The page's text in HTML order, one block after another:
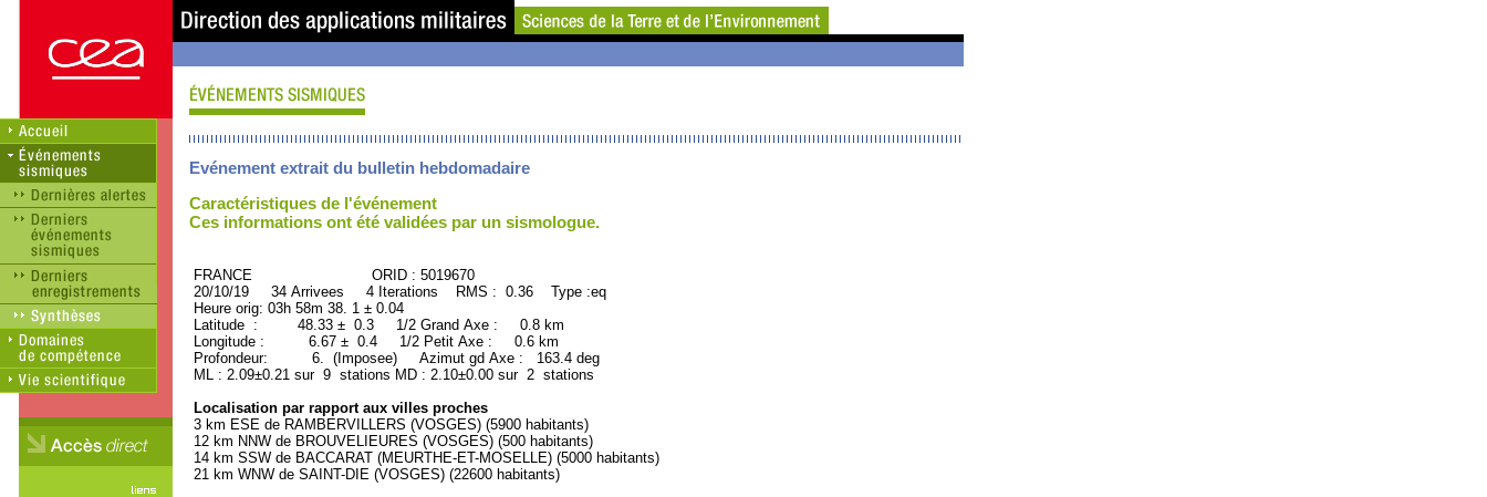
Evénement extrait du bulletin hebdomadaire
Caractéristiques de l'événement
Ces informations ont été validées par un sismologue.
FRANCE ORID : 5019670
20/10/19 34 Arrivees 4 Iterations RMS : 0.36 Type :eq
Heure orig: 03h 58m 38. 1 ± 0.04
Latitude : 48.33 ± 0.3 1/2 Grand Axe : 0.8 km
Longitude : 6.67 ± 0.4 1/2 Petit Axe : 0.6 km
Profondeur: 6. (Imposee) Azimut gd Axe : 163.4 deg
ML : 2.09±0.21 sur 9 stations MD : 2.10±0.00 sur 2 stations
Localisation par rapport aux villes proches
3 km ESE de RAMBERVILLERS (VOSGES) (5900 habitants)
12 km NNW de BROUVELIEURES (VOSGES) (500 habitants)
14 km SSW de BACCARAT (MEURTHE-ET-MOSELLE) (5000 habitants)
21 km WNW de SAINT-DIE (VOSGES) (22600 habitants)